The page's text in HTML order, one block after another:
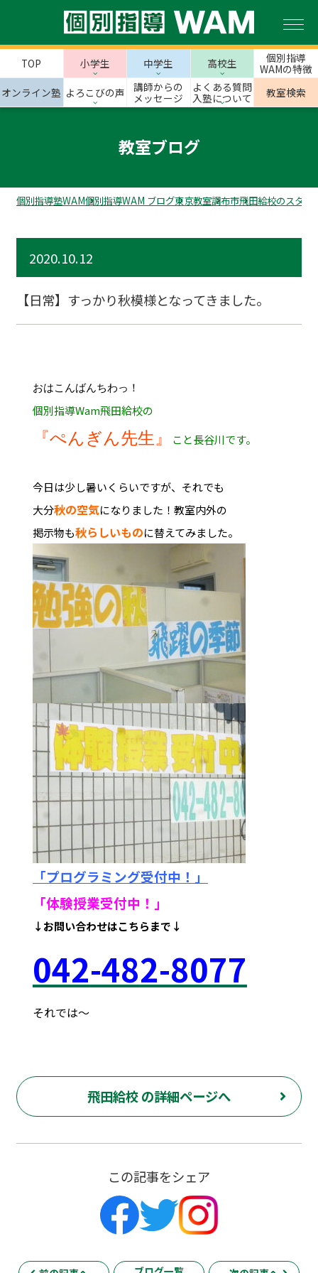
TOP 小学生 中学生 高校生
個別指導
WAMの特徴
オンライン塾 よろこびの声
講師からの
メッセージ
よくある質問
入塾について
教室検索
教室ブログ
個別指導塾WAM個別指導WAM ブログ東京教室調布市飛田給校のスタッ
2020.10.12
【日常】すっかり秋模様となってきました。
おはこんばんちわっ！
個別指導Wam飛田給校の
『ぺんぎん先生』 こと長谷川です。
今日は少し暑いくらいですが、それでも
大分秋の空気になりました！教室内外の
掲示物も秋らしいものに替えてみました。
「プログラミング受付中！」
「体験授業受付中！ 」
↓お問い合わせはこちらまで↓
042-482-8077
それでは～
飛田給校 の詳細ページへ
この記事をシェア